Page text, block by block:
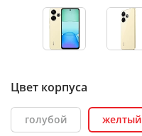
Цвет корпуса
голубой желтый